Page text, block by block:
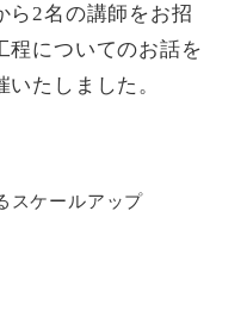
ら2名の講師をお招
程についてのお話を
たしました。
スケールアップ